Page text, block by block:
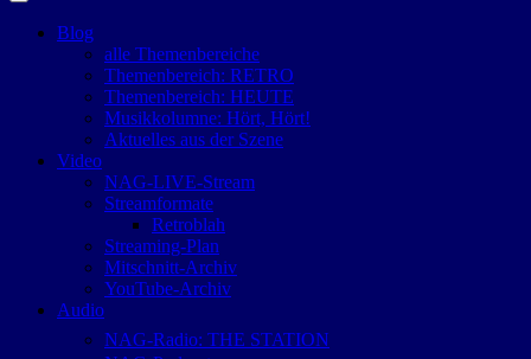
Blog
alle Themenbereiche
Themenbereich: RETRO
Themenbereich: HEUTE
Musikkolumne: Hört, Hört!
Aktuelles aus der Szene
Video
NAG-LIVE-Stream
Streamformate
Retroblah
Streaming-Plan
Mitschnitt-Archiv
YouTube-Archiv
Audio
NAG-Radio: THE STATION